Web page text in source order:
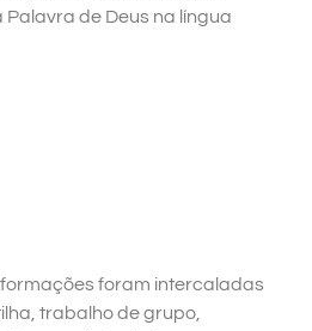
de Deus na língua
foram intercaladas
trabalho de grupo,